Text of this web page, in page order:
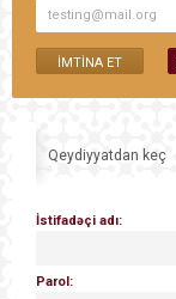
Qeydiyyatdan keç
İstifadəçi adı:
Parol: